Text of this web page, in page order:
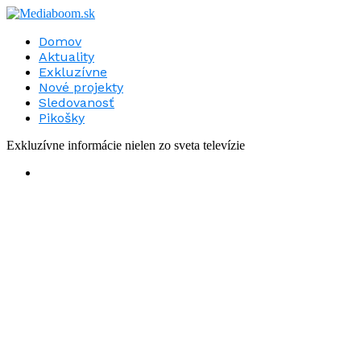
Domov
Aktuality
Exkluzívne
Nové projekty
Sledovanosť
Pikošky
Exkluzívne informácie nielen zo sveta televízie